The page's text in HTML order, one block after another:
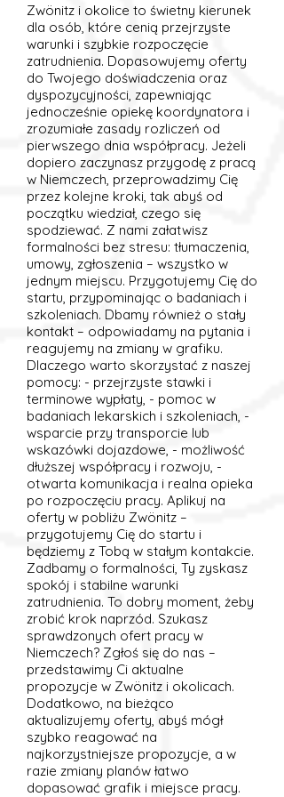
Zwönitz i okolice to świetny kierunek
dla osób, które cenią przejrzyste
warunki i szybkie rozpoczęcie
zatrudnienia. Dopasowujemy oferty
do Twojego doświadczenia oraz
dyspozycyjności, zapewniając
jednocześnie opiekę koordynatora i
zrozumiałe zasady rozliczeń od
pierwszego dnia współpracy. Jeżeli
dopiero zaczynasz przygodę z pracą
w Niemczech, przeprowadzimy Cię
przez kolejne kroki, tak abyś od
początku wiedział, czego się
spodziewać. Z nami załatwisz
formalności bez stresu: tłumaczenia,
umowy, zgłoszenia – wszystko w
jednym miejscu. Przygotujemy Cię do
startu, przypominając o badaniach i
szkoleniach. Dbamy również o stały
kontakt – odpowiadamy na pytania i
reagujemy na zmiany w grafiku.
Dlaczego warto skorzystać z naszej
pomocy: - przejrzyste stawki i
terminowe wypłaty, - pomoc w
badaniach lekarskich i szkoleniach, -
wsparcie przy transporcie lub
wskazówki dojazdowe, - możliwość
dłuższej współpracy i rozwoju, -
otwarta komunikacja i realna opieka
po rozpoczęciu pracy. Aplikuj na
oferty w pobliżu Zwönitz –
przygotujemy Cię do startu i
będziemy z Tobą w stałym kontakcie.
Zadbamy o formalności, Ty zyskasz
spokój i stabilne warunki
zatrudnienia. To dobry moment, żeby
zrobić krok naprzód. Szukasz
sprawdzonych ofert pracy w
Niemczech? Zgłoś się do nas –
przedstawimy Ci aktualne
propozycje w Zwönitz i okolicach.
Dodatkowo, na bieżąco
aktualizujemy oferty, abyś mógł
szybko reagować na
najkorzystniejsze propozycje, a w
razie zmiany planów łatwo
dopasować grafik i miejsce pracy.